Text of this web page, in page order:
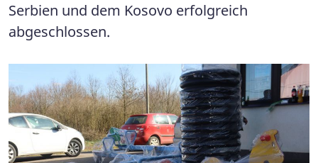
Serbien und dem Kosovo erfolgreich
abgeschlossen.